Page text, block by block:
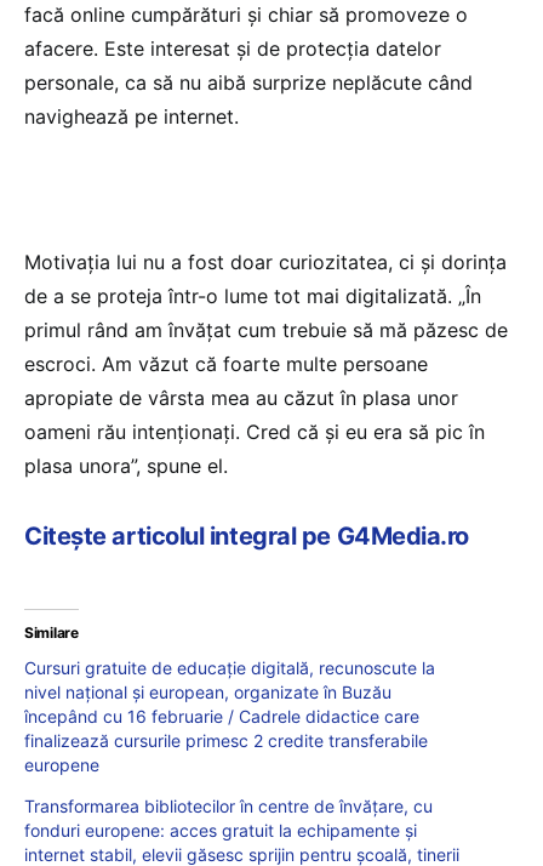
facă online cumpărături şi chiar să promoveze o
afacere. Este interesat şi de protecţia datelor
personale, ca să nu aibă surprize neplăcute când
navighează pe internet.
Motivația lui nu a fost doar curiozitatea, ci și dorința
de a se proteja într-o lume tot mai digitalizată. „În
primul rând am învățat cum trebuie să mă păzesc de
escroci. Am văzut că foarte multe persoane
apropiate de vârsta mea au căzut în plasa unor
oameni rău intenționați. Cred că și eu era să pic în
plasa unora”, spune el.
Citește articolul integral pe G4Media.ro
Similare
Cursuri gratuite de educație digitală, recunoscute la
nivel național și european, organizate în Buzău
începând cu 16 februarie / Cadrele didactice care
finalizează cursurile primesc 2 credite transferabile
europene
Transformarea bibliotecilor în centre de învățare, cu
fonduri europene: acces gratuit la echipamente și
internet stabil, elevii găsesc sprijin pentru școală, tinerii